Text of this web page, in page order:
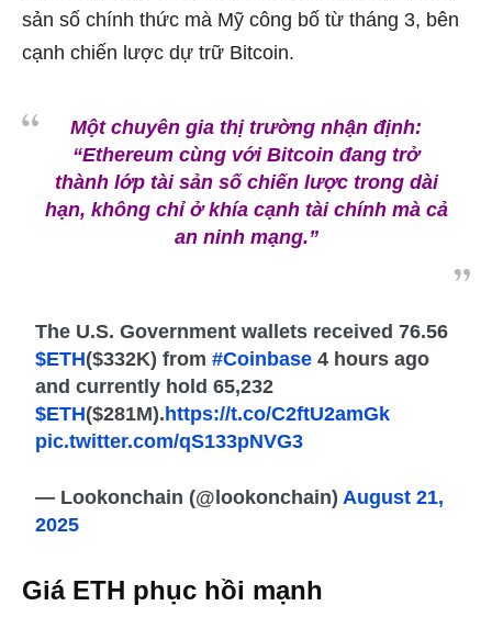
sản số chính thức mà Mỹ công bố từ tháng 3, bên
cạnh chiến lược dự trữ Bitcoin.
Một chuyên gia thị trường nhận định:
“Ethereum cùng với Bitcoin đang trở
thành lớp tài sản số chiến lược trong dài
hạn, không chỉ ở khía cạnh tài chính mà cả
an ninh mạng.”
The U.S. Government wallets received 76.56
$ETH($332K) from#Coinbase 4 hours ago
and currently hold 65,232
$ETH($281M).https://t.co/C2ftU2amGk
pic.twitter.com/qS133pNVG3
— Lookonchain (@lookonchain) August 21,
2025
Giá ETH phục hồi mạnh